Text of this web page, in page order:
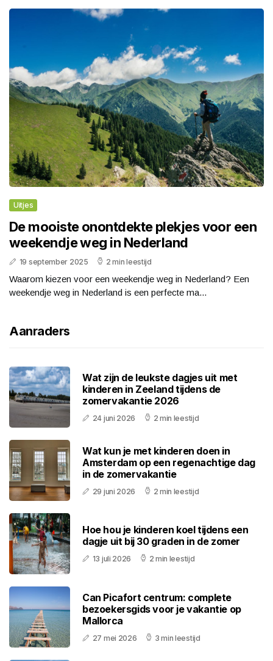
Uitjes
De mooiste onontdekte plekjes voor een
weekendje weg in Nederland
19 september 2025 2 min leestijd
Waarom kiezen voor een weekendje weg in Nederland? Een
weekendje weg in Nederland is een perfecte ma...
Aanraders
Wat zijn de leukste dagjes uit met
kinderen in Zeeland tijdens de
zomervakantie 2026
24 juni 2026 2 min leestijd
Wat kun je met kinderen doen in
Amsterdam op een regenachtige dag
in de zomervakantie
29 juni 2026 2 min leestijd
Hoe hou je kinderen koel tijdens een
dagje uit bij 30 graden in de zomer
13 juli 2026 2 min leestijd
Can Picafort centrum: complete
bezoekersgids voor je vakantie op
Mallorca
27 mei 2026 3 min leestijd